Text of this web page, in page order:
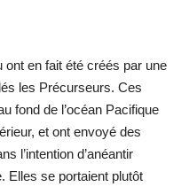
en fait été créés par une
les Précurseurs. Ces
fond de l’océan Pacifique
et ont envoyé des
l’intention d’anéantir
Elles se portaient plutôt